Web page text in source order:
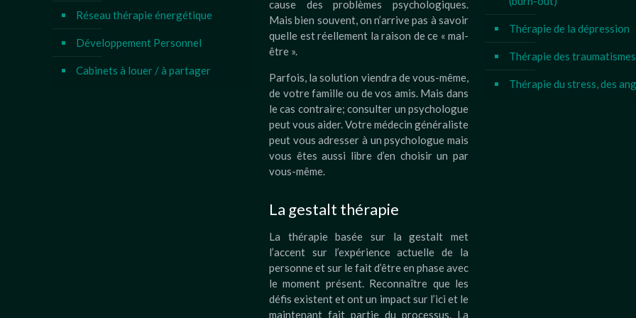
Réseau thérapie énergétique
Développement Personnel
Cabinets à louer / à partager
cause des problèmes psychologiques.
Mais bien souvent, on n’arrive pas à savoir
quelle est réellement la raison de ce « mal-
être ».
Parfois, la solution viendra de vous-même,
de votre famille ou de vos amis. Mais dans
le cas contraire; consulter un psychologue
peut vous aider. Votre médecin généraliste
peut vous adresser à un psychologue mais
vous êtes aussi libre d’en choisir un par
vous-même.
La gestalt thérapie
La thérapie basée sur la gestalt met
l’accent sur l’expérience actuelle de la
personne et sur le fait d’être en phase avec
le moment présent. Reconnaître que les
défis existent et ont un impact sur l’ici et le
maintenant fait partie du processus. La
Thérapie de la dépression
Thérapie des traumatismes
Thérapie du stress, des